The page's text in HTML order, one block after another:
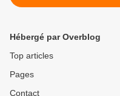
Hébergé par Overblog
Top articles
Pages
Contact